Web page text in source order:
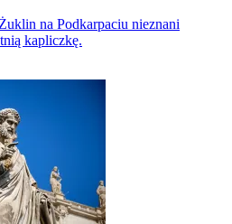
na Podkarpaciu nieznani
kapliczkę.